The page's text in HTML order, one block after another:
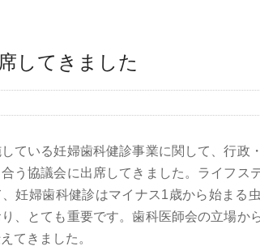
してきました
ている妊婦歯科健診事業に関して、行政
う協議会に出席してきました。ライフス
妊婦歯科健診はマイナス1歳から始まる
、とても重要です。歯科医師会の立場か
てきました。